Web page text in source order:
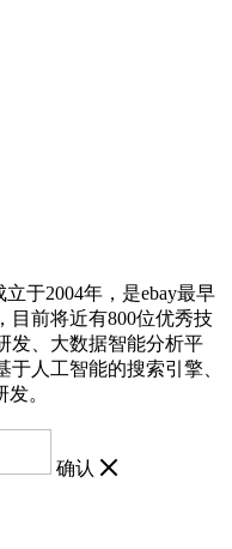
于2004年，是ebay最早
目前将近有800位优秀技
发、大数据智能分析平
人工智能的搜索引擎、
。
确认